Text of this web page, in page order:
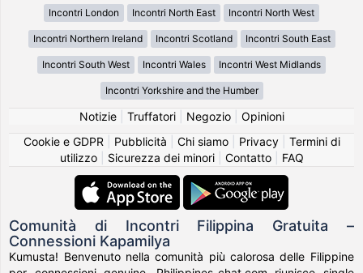
Incontri London Incontri North East Incontri North West
Incontri Northern Ireland Incontri Scotland Incontri South East
Incontri South West Incontri Wales Incontri West Midlands
Incontri Yorkshire and the Humber
Notizie| Truffatori| Negozio| Opinioni
Cookie e GDPR
Pubblicità Chi siamo| Privacy| Termini di
utilizzo| Sicurezza dei minori| Contatto| FAQ
Comunità di Incontri Filippina Gratuita –
Connessioni Kapamilya
Kumusta! Benvenuto nella comunità più calorosa delle Filippine